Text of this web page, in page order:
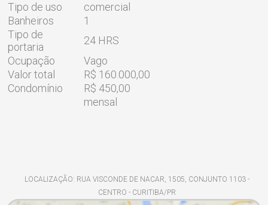
Tipo de uso
comercial
Banheiros
1
Tipo de
portaria
24 HRS
Ocupação
Vago
Valor total
R$ 160.000,00
Condomínio
R$ 450,00
mensal
LOCALIZAÇÃO: RUA VISCONDE DE NACAR, 1505, CONJUNTO 1103 -
CENTRO - CURITIBA/PR